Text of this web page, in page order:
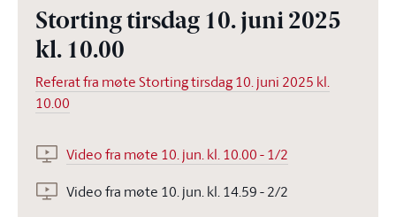
Storting tirsdag 10. juni 2025
kl. 10.00
Referat fra møte Storting tirsdag 10. juni 2025 kl.
10.00
Video fra møte 10. jun. kl. 10.00 - 1/2
Video fra møte 10. jun. kl. 14.59 - 2/2